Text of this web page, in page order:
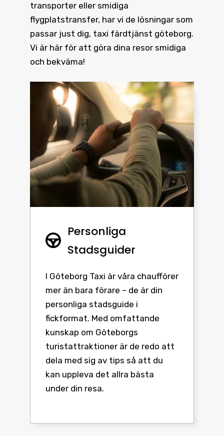
transporter eller smidiga
flygplatstransfer, har vi de lösningar som
passar just dig, taxi färdtjänst göteborg.
Vi är här för att göra dina resor smidiga
och bekväma!
Personliga
Stadsguider
I Göteborg Taxi är våra chaufförer
mer än bara förare – de är din
personliga stadsguide i
fickformat. Med omfattande
kunskap om Göteborgs
turistattraktioner är de redo att
dela med sig av tips så att du
kan uppleva det allra bästa
under din resa.